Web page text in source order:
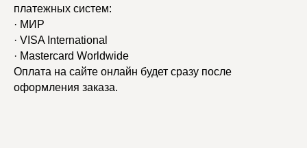
платежных систем:
· МИР
· VISA International
· Mastercard Worldwide
Оплата на сайте онлайн будет сразу после
оформления заказа.